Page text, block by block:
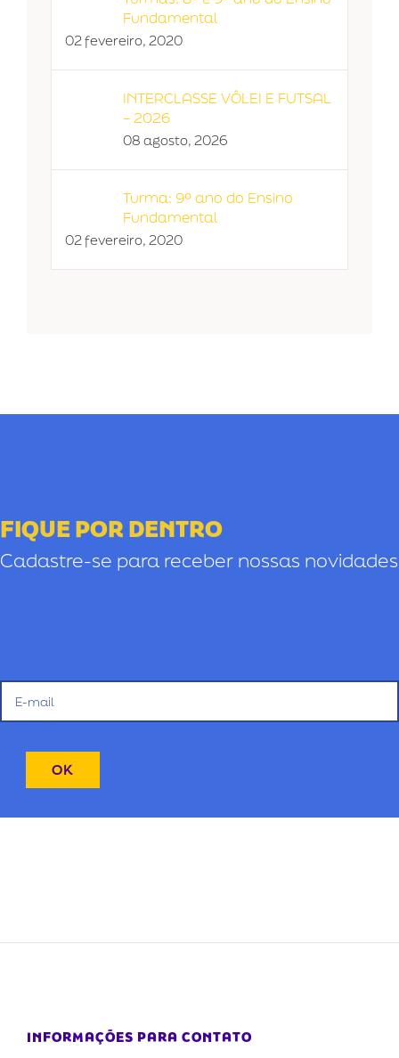
Fundamental
02 fevereiro, 2020
INTERCLASSE VÔLEI E FUTSAL
– 2026
08 agosto, 2026
Turma: 9º ano do Ensino
Fundamental
02 fevereiro, 2020
FIQUE POR DENTRO
Cadastre-se para receber nossas novidades
INFORMAÇÕES PARA CONTATO